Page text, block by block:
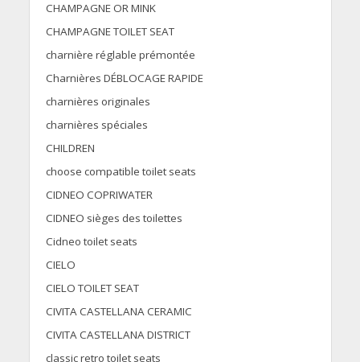
CHAMPAGNE OR MINK
CHAMPAGNE TOILET SEAT
charnière réglable prémontée
Charnières DÉBLOCAGE RAPIDE
charnières originales
charnières spéciales
CHILDREN
choose compatible toilet seats
CIDNEO COPRIWATER
CIDNEO sièges des toilettes
Cidneo toilet seats
CIELO
CIELO TOILET SEAT
CIVITA CASTELLANA CERAMIC
CIVITA CASTELLANA DISTRICT
classic retro toilet seats